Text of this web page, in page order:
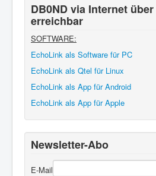
DB0ND via Internet
erreichbar
SOFTWARE:
EchoLink als Software für PC
EchoLink als Qtel für Linux
EchoLink als App für Android
EchoLink als App für Apple
Newsletter-Abo
E-Mail